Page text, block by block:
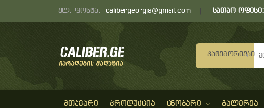
ელ. ფოსტა: calibergeorgia@gmail.com სათაო ოფისი:
Კატეგორიები
ᲛᲗᲐᲕᲐᲠᲘ ᲞᲠᲝᲓᲣᲥᲪᲘᲐ ᲪᲜᲝᲑᲐᲠᲘ ᲒᲐᲚᲔᲠᲔᲐ